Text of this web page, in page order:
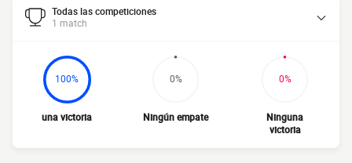
Todas las competiciones
1 match
100%
una victoria
0%
Ningún empate
0%
Ninguna
victoria